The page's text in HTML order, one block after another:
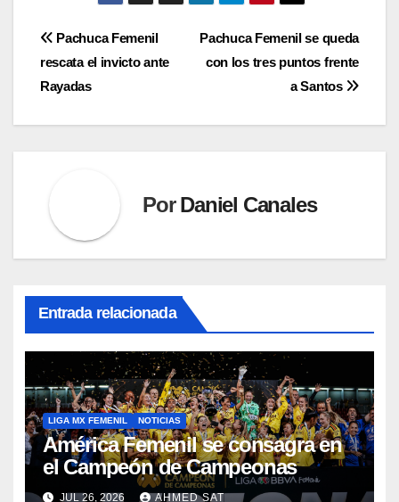
Navegación
de
Pachuca Femenil se queda
con los tres puntos frente
a Santos
Pachuca Femenil
rescata el invicto ante
Rayadas
PorDaniel Canales
Entrada relacionada
LIGA MX FEMENIL NOTICIAS
América Femenil se consagra en
el Campeón de Campeonas
JUL 26, 2026 AHMED SAT